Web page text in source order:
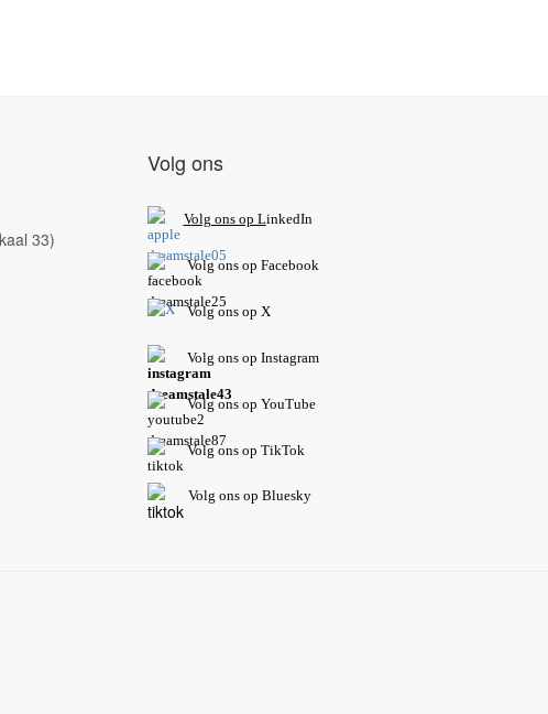
33)
Volg ons
Volg ons op LinkedIn
Volg ons op Facebook
Volg ons op X
Volg ons op Instagram
Volgons op YouTube
Volg ons op TikTok
Volg ons op Bluesky